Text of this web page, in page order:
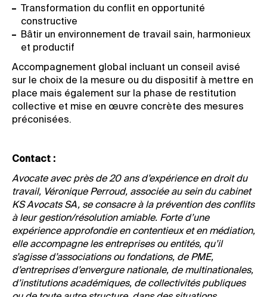
Transformation du conflit en opportunité
constructive
Bâtir un environnement de travail sain, harmonieux
et productif
Accompagnement global incluant un conseil avisé
sur le choix de la mesure ou du dispositif à mettre en
place mais également sur la phase de restitution
collective et mise en œuvre concrète des mesures
préconisées.
Contact :
Avocate avec près de 20 ans d’expérience en droit du
travail, Véronique Perroud, associée au sein du cabinet
KS Avocats SA, se consacre à la prévention des conflits
à leur gestion/résolution amiable. Forte d’une
expérience approfondie en contentieux et en médiation,
elle accompagne les entreprises ou entités, qu’il
s’agisse d’associations ou fondations, de PME,
d’entreprises d’envergure nationale, de multinationales,
d’institutions académiques, de collectivités publiques